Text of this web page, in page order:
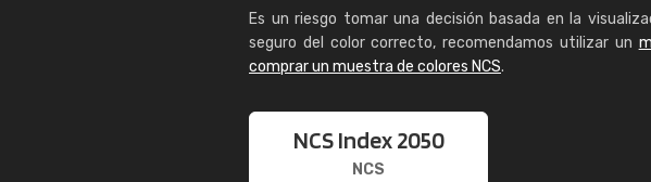
Es un riesgo tomar una decisión basada en la
seguro del color correcto, recomendamos utilizar un
comprar un muestra de colores NCS.
NCS Index 2050
NCS